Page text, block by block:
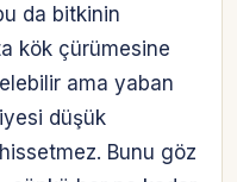
da bitkinin
kök çürümesine
ama yaban
düşük
Bunu göz